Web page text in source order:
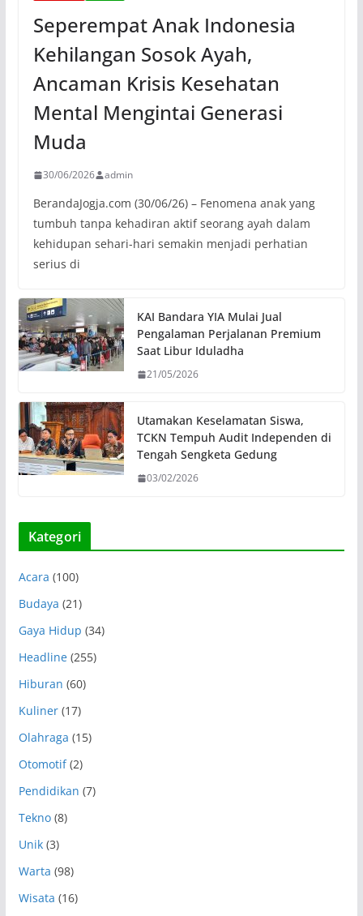
Seperempat Anak Indonesia
Kehilangan Sosok Ayah,
Ancaman Krisis Kesehatan
Mental Mengintai Generasi
Muda
30/06/2026 admin
BerandaJogja.com (30/06/26) – Fenomena anak yang
tumbuh tanpa kehadiran aktif seorang ayah dalam
kehidupan sehari-hari semakin menjadi perhatian
serius di
KAI Bandara YIA Mulai Jual
Pengalaman Perjalanan Premium
Saat Libur Iduladha
21/05/2026
Utamakan Keselamatan Siswa,
TCKN Tempuh Audit Independen di
Tengah Sengketa Gedung
03/02/2026
Kategori
Acara (100)
Budaya (21)
Gaya Hidup (34)
Headline(255)
Hiburan (60)
Kuliner(17)
Olahraga (15)
Otomotif(2)
Pendidikan (7)
Tekno(8)
Unik(3)
Warta (98)
Wisata (16)